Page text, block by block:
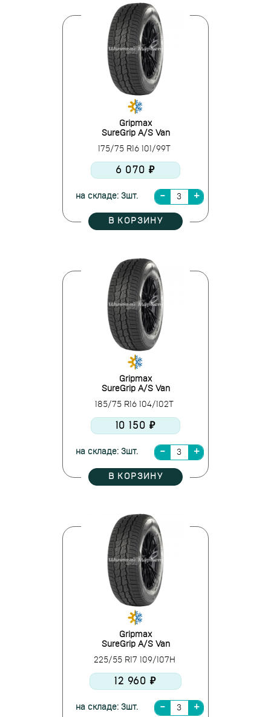
Gripmax
SureGrip A/S Van
175/75 R16 101/99T
6 070 ₽
на складе: 3шт.
В КОРЗИНУ
Gripmax
SureGrip A/S Van
185/75 R16 104/102T
10 150 ₽
на складе: 3шт.
В КОРЗИНУ
Gripmax
SureGrip A/S Van
225/55 R17 109/107H
12 960 ₽
на складе: 3шт.